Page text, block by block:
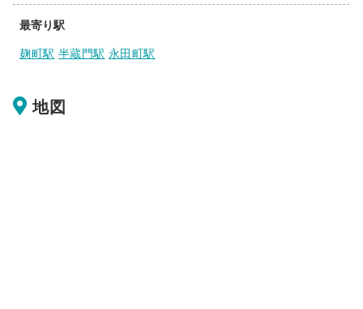
最寄り駅
麹町駅 半蔵門駅 永田町駅
地図